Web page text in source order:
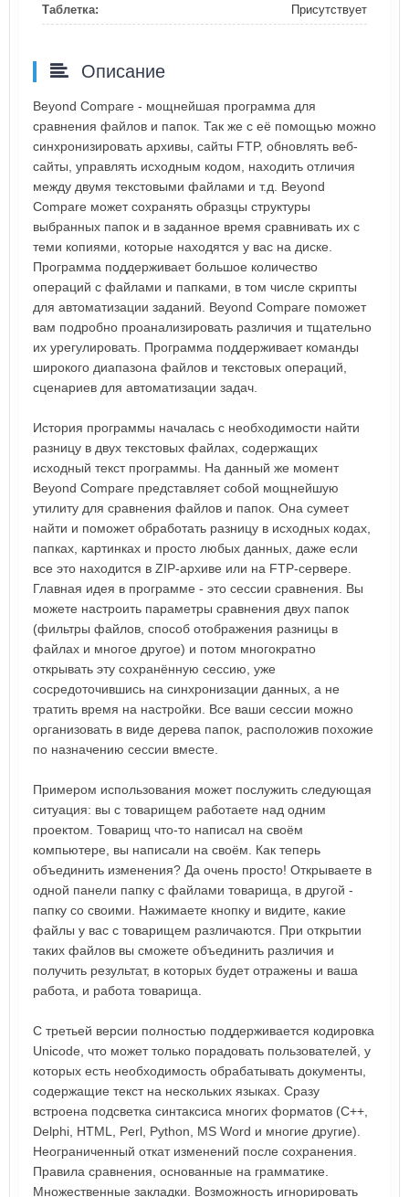
Таблетка: Присутствует
Описание
Beyond Compare - мощнейшая программа для
сравнения файлов и папок. Так же с её помощью можно
синхронизировать архивы, сайты FTP, обновлять веб-
сайты, управлять исходным кодом, находить отличия
между двумя текстовыми файлами и т.д. Beyond
Compare может сохранять образцы структуры
выбранных папок и в заданное время сравнивать их с
теми копиями, которые находятся у вас на диске.
Программа поддерживает большое количество
операций с файлами и папками, в том числе скрипты
для автоматизации заданий. Beyond Compare поможет
вам подробно проанализировать различия и тщательно
их урегулировать. Программа поддерживает команды
широкого диапазона файлов и текстовых операций,
сценариев для автоматизации задач.
История программы началась с необходимости найти
разницу в двух текстовых файлах, содержащих
исходный текст программы. На данный же момент
Beyond Compare представляет собой мощнейшую
утилиту для сравнения файлов и папок. Она сумеет
найти и поможет обработать разницу в исходных кодах,
папках, картинках и просто любых данных, даже если
все это находится в ZIP-архиве или на FTP-сервере.
Главная идея в программе - это сессии сравнения. Вы
можете настроить параметры сравнения двух папок
(фильтры файлов, способ отображения разницы в
файлах и многое другое) и потом многократно
открывать эту сохранённую сессию, уже
сосредоточившись на синхронизации данных, а не
тратить время на настройки. Все ваши сессии можно
организовать в виде дерева папок, расположив похожие
по назначению сессии вместе.
Примером использования может послужить следующая
ситуация: вы с товарищем работаете над одним
проектом. Товарищ что-то написал на своём
компьютере, вы написали на своём. Как теперь
объединить изменения? Да очень просто! Открываете в
одной панели папку с файлами товарища, в другой -
папку со своими. Нажимаете кнопку и видите, какие
файлы у вас с товарищем различаются. При открытии
таких файлов вы сможете объединить различия и
получить результат, в которых будет отражены и ваша
работа, и работа товарища.
С третьей версии полностью поддерживается кодировка
Unicode, что может только порадовать пользователей, у
которых есть необходимость обрабатывать документы,
содержащие текст на нескольких языках. Сразу
встроена подсветка синтаксиса многих форматов (С++,
Delphi, HTML, Perl, Python, MS Word и многие другие).
Неограниченный откат изменений после сохранения.
Правила сравнения, основанные на грамматике.
Множественные закладки. Возможность игнорировать